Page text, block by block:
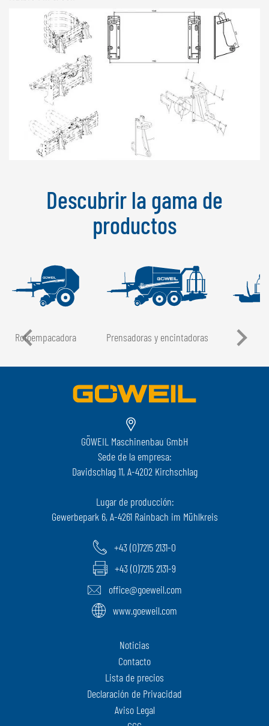
Descubrir la gama de
productos
Rotoempacadora Prensadoras y encintadoras
GÖWEIL Maschinenbau GmbH
Sede de la empresa:
Davidschlag 11, A-4202 Kirchschlag
Lugar de producción:
Gewerbepark 6, A-4261 Rainbach im Mühlkreis
+43 (0)7215 2131-0
+43 (0)7215 2131-9
office@goeweil.com
www.goeweil.com
Noticias
Contacto
Lista de precios
Declaración de Privacidad
Aviso Legal